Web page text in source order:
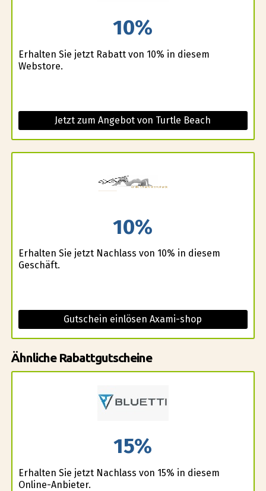
10%
Erhalten Sie jetzt Rabatt von 10% in diesem
Webstore.
Jetzt zum Angebot von Turtle Beach
10%
Erhalten Sie jetzt Nachlass von 10% in diesem
Geschäft.
Gutschein einlösen Axami-shop
Ähnliche Rabattgutscheine
15%
Erhalten Sie jetzt Nachlass von 15% in diesem
Online-Anbieter.